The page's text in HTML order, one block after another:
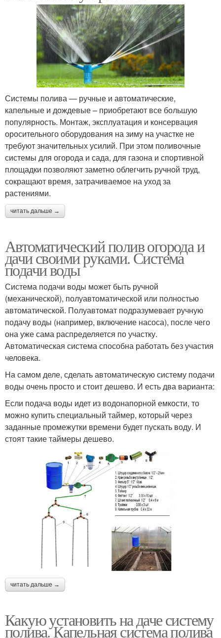
Системы полива — ручные и автоматические,
капельные и дождевые – приобретают все большую
популярность. Монтаж, эксплуатация и консервация
оросительного оборудования на зиму на участке не
требуют значительных усилий. При этом поливочные
системы для огорода и сада, для газона и спортивной
площадки позволяют заметно облегчить ручной труд,
сокращают время, затрачиваемое на уход за
растениями.
читать дальше →
Автоматический полив огорода и
дачи своими руками. Система
подачи воды
Система подачи воды может быть ручной
(механической), полуавтоматической или полностью
автоматической. Полуавтомат подразумевает ручную
подачу воды (например, включение насоса), после чего
она уже сама распределяется по участку.
Автоматическая система способна работать без участия
человека.
На самом деле, сделать автоматическую систему подачи
воды очень просто и стоит дешево. И есть два варианта:
Если подача воды идет из водонапорной емкости, то
можно купить специальный таймер, который через
заданные промежутки времени будет пускать воду. И
стоят такие таймеры дешево.
читать дальше →
Какую установить на даче систему
полива. Капельная система полива